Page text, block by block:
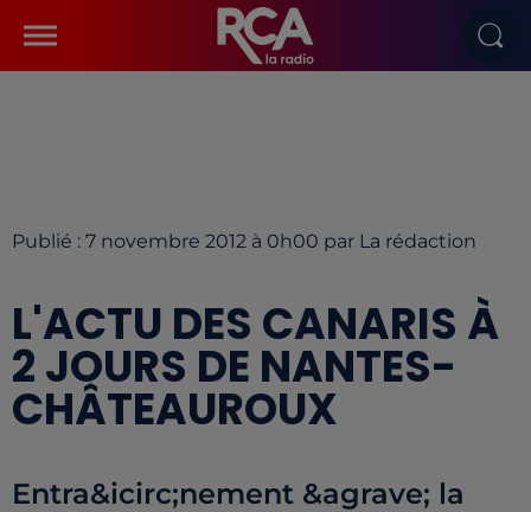
Publié : 7 novembre 2012 à 0h00 par La rédaction
L'ACTU DES CANARIS À
2 JOURS DE NANTES-
CHÂTEAUROUX
Entra&icirc;nement &agrave; la